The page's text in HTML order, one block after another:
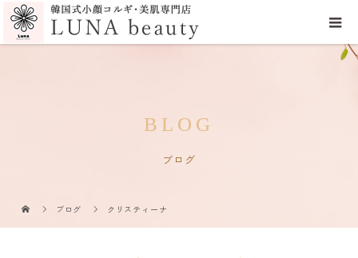
BLOG
ブログ
ブログ クリスティーナ